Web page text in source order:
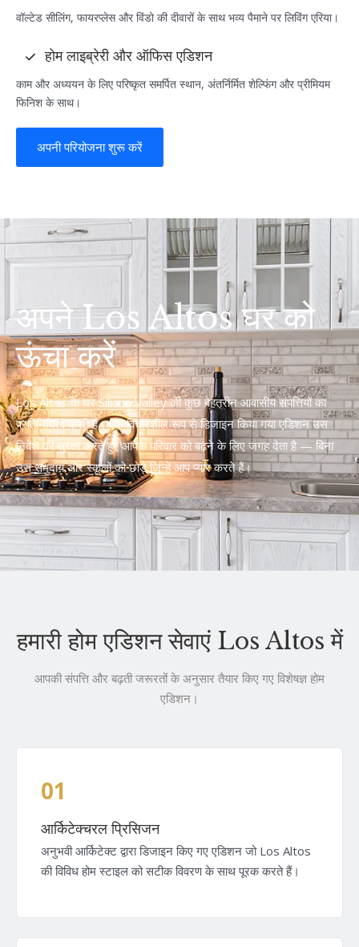
वॉल्टेड सीलिंग, फायरप्लेस और विंडो की दीवारों के साथ भव्य पैमाने पर लिविंग एरिया।
होम लाइब्रेरी और ऑफिस एडिशन
काम और अध्ययन के लिए परिष्कृत समर्पित स्थान, अंतर्निर्मित शेल्फिंग और प्रीमियम
फिनिश के साथ।
अपनी परियोजना शुरू करें
अपने Los Altos घर को
ऊंचा करें
Los Altos के घर Silicon Valley की कुछ बेहतरीन आवासीय संपत्तियों का
प्रतिनिधित्व करते हैं। एक विचारशील रूप से डिजाइन किया गया एडिशन उस
निवेश की सुरक्षा करते हुए आपके परिवार को बढ़ने के लिए जगह देता है — बिना
उस समुदाय और स्कूलों को छोड़े जिन्हें आप प्यार करते हैं।
हमारी होम एडिशन सेवाएं Los Altos में
आपकी संपत्ति और बढ़ती जरूरतों के अनुसार तैयार किए गए विशेषज्ञ होम
एडिशन।
01
आर्किटेक्चरल प्रिसिजन
अनुभवी आर्किटेक्ट द्वारा डिजाइन किए गए एडिशन जो Los Altos
की विविध होम स्टाइल को सटीक विवरण के साथ पूरक करते हैं।